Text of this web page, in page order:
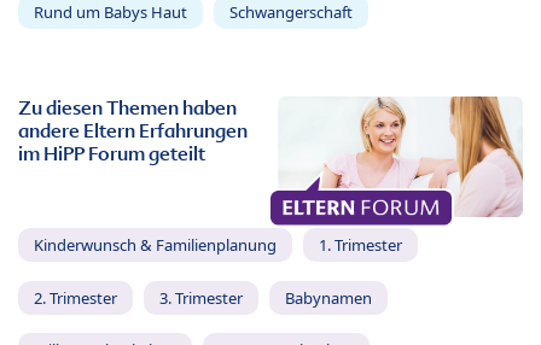
Rund um Babys Haut Schwangerschaft
Zu diesen Themen haben
andere Eltern Erfahrungen
im HiPP Forum geteilt
Kinderwunsch & Familienplanung 1. Trimester
2. Trimester 3. Trimester Babynamen